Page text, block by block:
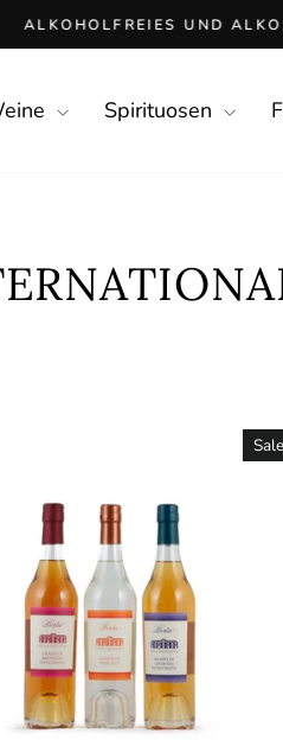
ALKOHOLFREIES UND
Spirituosen
Sale